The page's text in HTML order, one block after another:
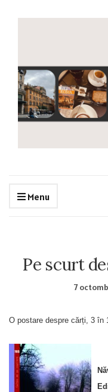
Menu
Pe scurt
7
O postare despre cărți, 3 în